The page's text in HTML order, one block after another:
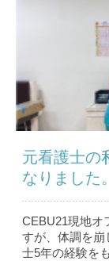
元看護士の
なりました。
CEBU21現地オ
すが、体調を
士5年の経験を